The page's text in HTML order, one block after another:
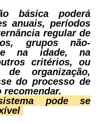
básica poderá
anuais, períodos
regular de
grupos não-
na idade, na
critérios, ou
organização,
do processo de
recomendar.
pode se